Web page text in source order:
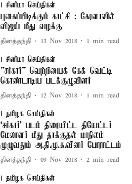
சினிமா செய்திகள்
புகைப்பிடிக்கும் காட்சி : கேரளாவில்
விஜய் மீது வழக்கு
தினத்தந்தி 13 Nov 2018 1 min read
சினிமா செய்திகள்
”சர்கார்” வெற்றியைக் கேக் வெட்டி
கொண்டாடிய படக்குழுவினர்
தினத்தந்தி 12 Nov 2018 1 min read
தமிழக செய்திகள்
‘சர்கார்’ படம் திரையிட்ட தியேட்டர்
மேலாளர் மீது தாக்குதல் மாநிலம்
முழுவதும் அ.தி.மு.க.வினர் போராட்டம்
தினத்தந்தி 09 Nov 2018 2 min read
தமிழக செய்திகள்